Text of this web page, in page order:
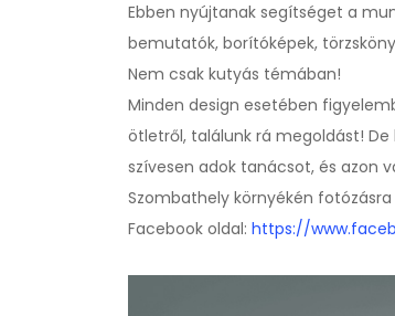
Ebben nyújtanak segítséget a
bemutatók, borítóképek,
Nem csak kutyás témában!
Minden design esetében
ötletről, találunk rá megoldást!
szívesen adok tanácsot, és azon
Szombathely környékén
Facebook oldal: https://